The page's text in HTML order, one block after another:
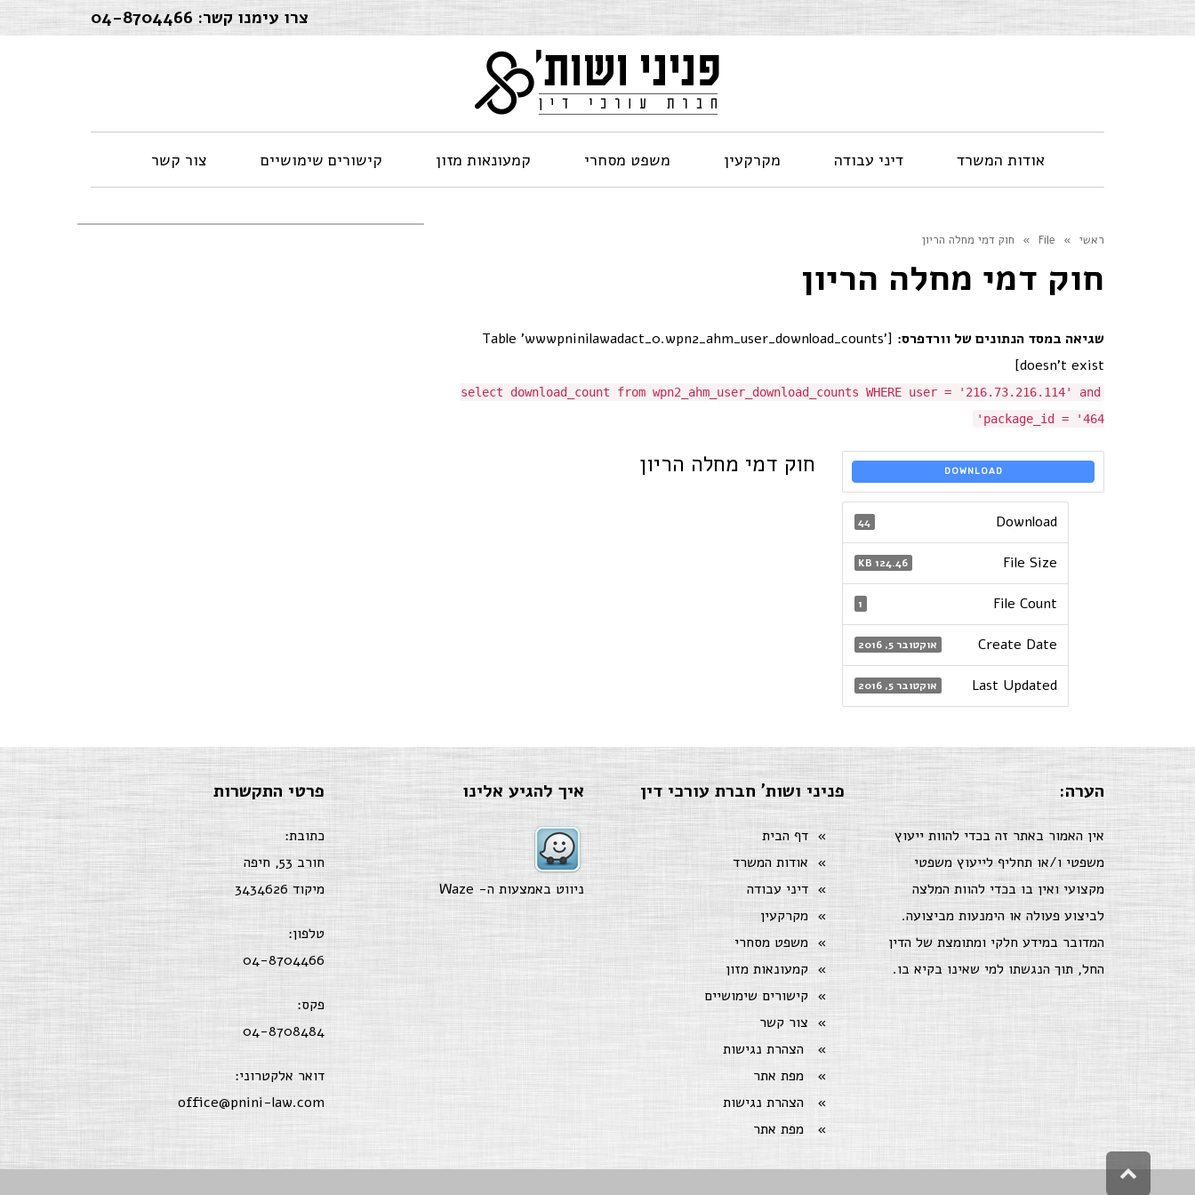
צרו עימנו קשר: 04-8704466
אודות המשרד דיני עבודה מקרקעין משפט מסחרי קמעונאות מזון קישורים שימושיים צור קשר
ראשי »
File
» חוק דמי מחלה הריון
חוק דמי מחלה הריון
שגיאה במסד הנתונים של וורדפרס: [Table 'wwwpninilawadact_0.wpn2_ahm_user_download_counts'
doesn't exist]
select download_count from wpn2_ahm_user_download_counts WHERE user = '216.73.216.114' and
package_id = '464'
DOWNLOAD
Download
44
File Size
124.46 KB
File Count
1
Create Date אוקטובר 5, 2016
Last Updated אוקטובר 5, 2016
חוק דמי מחלה הריון
הערה:
אין האמור באתר זה בכדי להוות ייעוץ
משפטי ו/או תחליף לייעוץ משפטי
מקצועי ואין בו בכדי להוות המלצה
לביצוע פעולה או הימנעות מביצועה.
המדובר במידע חלקי ומתומצת של הדין
החל, תוך הנגשתו למי שאינו בקיא בו.
פניני ושות' חברת עורכי דין
דף הבית
אודות המשרד
דיני עבודה
מקרקעין
משפט מסחרי
קמעונאות מזון
קישורים שימושיים
צור קשר
הצהרת נגישות
מפת אתר
הצהרת נגישות
מפת אתר
איך להגיע אלינו
ניווט באמצעות ה- Waze
פרטי התקשרות
כתובת:
חורב 53, חיפה
מיקוד 3434626
טלפון:
04-8704466
פקס:
04-8708484
דואר אלקטרוני:
office@pnini-law.com
גלילה
לראש